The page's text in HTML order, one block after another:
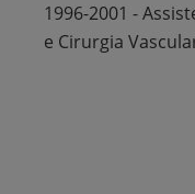
1996-2001 -
e Cirurgia